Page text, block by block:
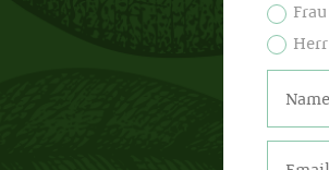
Frau
Herr